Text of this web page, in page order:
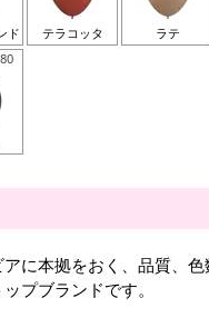
ド テラコッタ
ラテ
に本拠をおく、品質、
プブランドです。